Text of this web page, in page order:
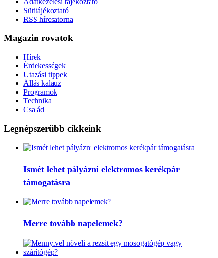
Sütitájékoztató
RSS hírcsatorna
Magazin rovatok
Hírek
Érdekességek
Utazási tippek
Állás kalauz
Programok
Technika
Család
Legnépszerűbb cikkeink
Ismét lehet pályázni elektromos kerékpár
támogatásra
Merre tovább napelemek?